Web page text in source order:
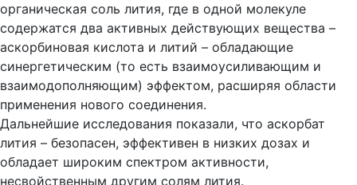
органическая соль лития, где в одной молекуле
содержатся два активных действующих вещества –
аскорбиновая кислота и литий – обладающие
синергетическим (то есть взаимоусиливающим и
взаимодополняющим) эффектом, расширяя области
применения нового соединения.
Дальнейшие исследования показали, что аскорбат
лития – безопасен, эффективен в низких дозах и
обладает широким спектром активности,
несвойственным другим солям лития.